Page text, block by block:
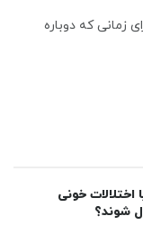
زمانی که دوباره
اختلالات خونی
شوند؟